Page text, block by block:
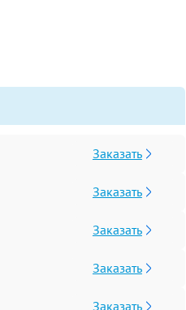
Заказать
Заказать
Заказать
Заказать
Заказать